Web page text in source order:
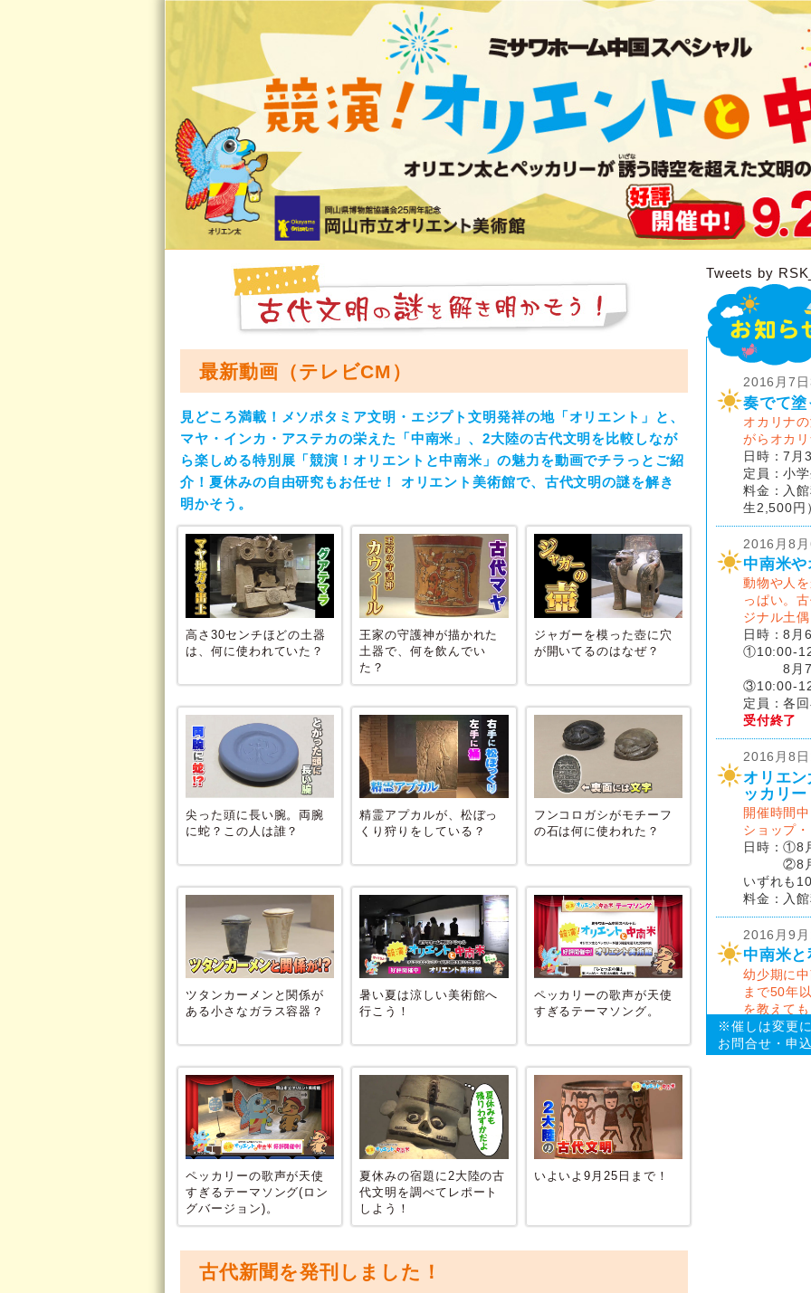
最新動画（テレビCM）
見どころ満載！メソポタミア文明・エジプト文明発祥の地「オリエント」と、
マヤ・インカ・アステカの栄えた「中南米」、2大陸の古代文明を比較しなが
ら楽しめる特別展「競演！オリエントと中南米」の魅力を動画でチラっとご紹
介！夏休みの自由研究もお任せ！ オリエント美術館で、古代文明の謎を解き
明かそう。
高さ30センチほどの土器
は、何に使われていた？
王家の守護神が描かれた
土器で、何を飲んでい
た？
ジャガーを模った壺に穴
が開いてるのはなぜ？
尖った頭に長い腕。両腕
に蛇？この人は誰？
精霊アプカルが、松ぼっ
くり狩りをしている？
フンコロガシがモチーフ
の石は何に使われた？
ツタンカーメンと関係が
ある小さなガラス容器？
暑い夏は涼しい美術館へ
行こう！
ペッカリーの歌声が天使
すぎるテーマソング。
ペッカリーの歌声が天使
すぎるテーマソング(ロン
グバージョン)。
夏休みの宿題に2大陸の古
代文明を調べてレポート
しよう！
いよいよ9月25日まで！
古代新聞を発刊しました！
Tweets by
2016月7日
奏でて塗
オカリナ
がらオカ
日時：7
定員：小
料金：入
生2,500円
2016月8月
中南米
動物や人
っぱい。
ジナル土偶
日時：8月
①10:00-
8月7日
③10:00-
定員：各
受付終了
2016月8日
オリエ
ッカリー
開催時間
ショップ
日時：①8
②8月17
いずれも
料金：入
2016月9
中南米
幼少期に
まで50年
を教えても
日時：9月
※終了時間
※催しは変更
お問合せ・申